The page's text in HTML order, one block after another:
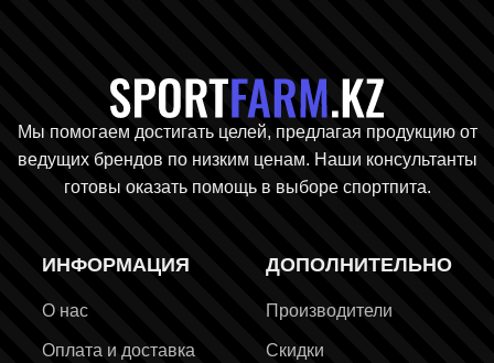
Главная
Мы помогаем достигать целей, предлагая продукцию от
ведущих брендов по низким ценам. Наши консультанты
готовы оказать помощь в выборе спортпита.
ИНФОРМАЦИЯ
О нас
Оплата и доставка
ДОПОЛНИТЕЛЬНО
Производители
Скидки